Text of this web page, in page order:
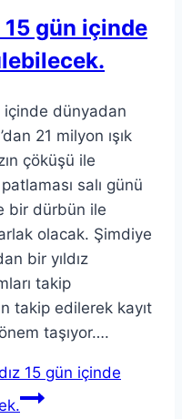
15 gün içinde
içinde dünyadan
21 milyon ışık
çöküşü ile
salı günü
bir dürbün ile
olacak. Şimdiye
bir yıldız
takip
takip edilerek kayıt
taşıyor….
15 gün içinde